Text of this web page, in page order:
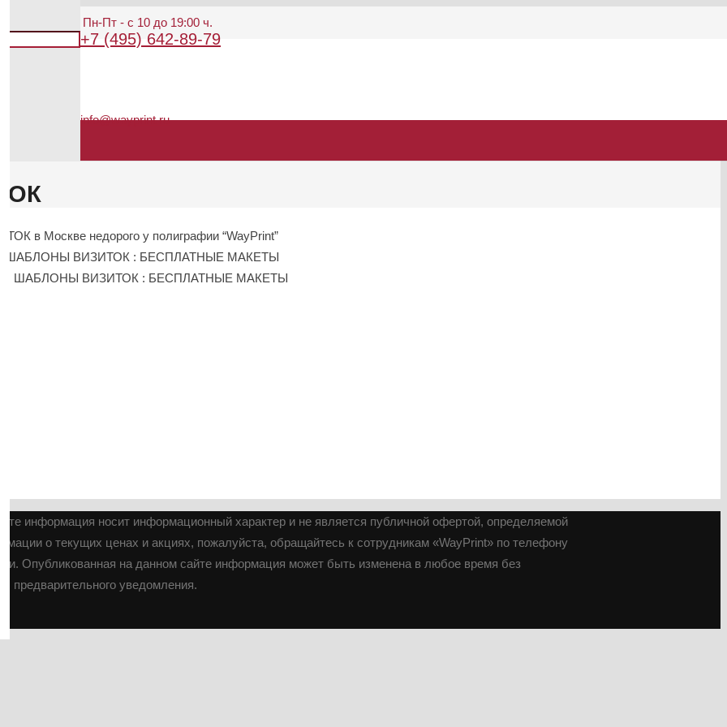
Режим работы: Пн-Пт - с 10 до 19:00 ч.
+7 (495) 642-89-79
info@wayprint.ru
Москве недорого у полиграфии “WayPrint”
наc ШАБЛОНЫ ВИЗИТОК : БЕСПЛАТНЫЕ МАКЕТЫ
ШАБЛОНЫ ВИЗИТОК : БЕСПЛАТНЫЕ МАКЕТЫ
информация носит информационный характер и не является публичной офертой, определяемой
о текущих ценах и акциях, пожалуйста, обращайтесь к сотрудникам «WayPrint» по телефону
Опубликованная на данном сайте информация может быть изменена в любое время без
предварительного уведомления.